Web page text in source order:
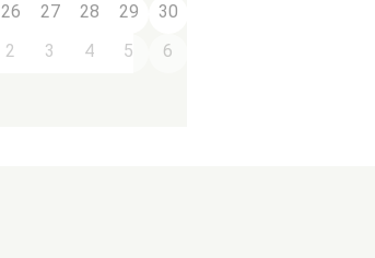
26 27 28 29
30
2 3 4 5 6